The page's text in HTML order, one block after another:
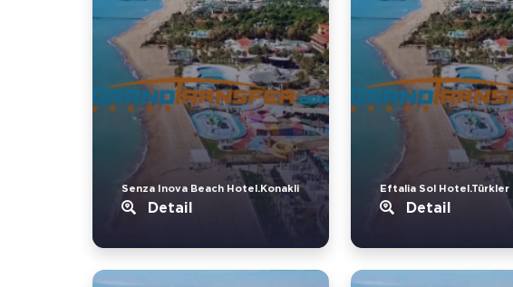
Senza Inova Beach Hotel.Konakli
Detail
Eftalia Sol Hotel.Türkler
Detail